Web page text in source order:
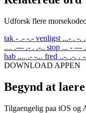
Udforsk flere
tak - .- -.- venligst ...- . -.
.... .--- .- . .-.. stop ... - ---
hab .... .- -... fred ..-. .-. . -
DOWNLOAD APPEN
Begynd at
Tilgaengelig paa iOS og